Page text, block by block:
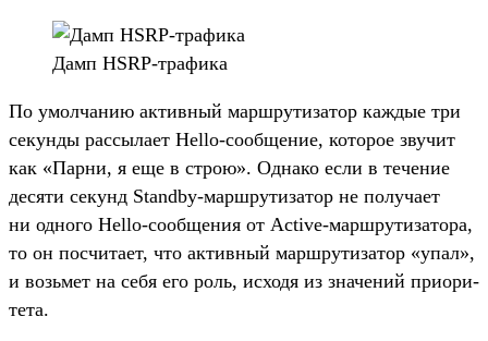
Дамп HSRP-тра­фика
По умол­чанию активный мар­шру­тиза­тор каж­дые три
секун­ды рас­сыла­ет Hello-сооб­щение, которое зву­чит
как «Пар­ни, я еще в строю». Одна­ко если в течение
десяти секунд Standby-мар­шру­тиза­тор не получа­ет
ни одно­го Hello-сооб­щения от Active-мар­шру­тиза­тора,
то он пос­чита­ет, что активный мар­шру­тиза­тор «упал»,
и возь­мет на себя его роль, исхо­дя из зна­чений при­ори­
тета.